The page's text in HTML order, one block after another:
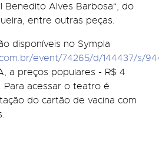
Benedito Alves Barbosa", do
entre outras peças.
disponíveis no Sympla
event/74265/d/144437/s/
a preços populares - R$ 4
Para acessar o teatro é
do cartão de vacina com